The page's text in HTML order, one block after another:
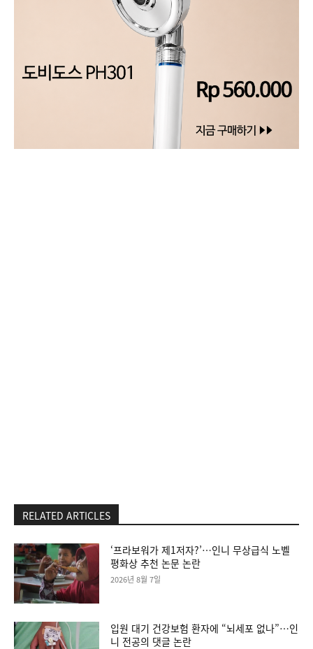
RELATED ARTICLES
‘프라보워가 제1저자?’…인니 무상급식 노벨
평화상 추천 논문 논란
2026년 8월 7일
입원 대기 건강보험 환자에 “뇌세포 없나”…인
니 전공의 댓글 논란